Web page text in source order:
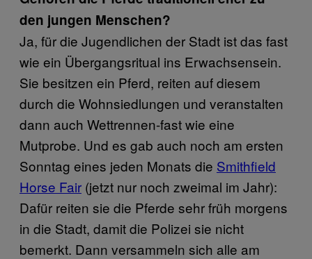
den jungen Menschen?
Ja, für die Jugendlichen der Stadt ist das fast
wie ein Übergangsritual ins Erwachsensein.
Sie besitzen ein Pferd, reiten auf diesem
durch die Wohnsiedlungen und veranstalten
dann auch Wettrennen-fast wie eine
Mutprobe. Und es gab auch noch am ersten
Sonntag eines jeden Monats die Smithfield
Horse Fair (jetzt nur noch zweimal im Jahr):
Dafür reiten sie die Pferde sehr früh morgens
in die Stadt, damit die Polizei sie nicht
bemerkt. Dann versammeln sich alle am